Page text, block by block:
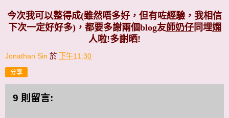
今次我可以整得成(雖然唔多好，但有咗經驗，我相信
下次一定好好多)，都要多謝兩個blog友師奶仔同埋嫻
人啦!多謝晒!
Jonathan Sin 於 下午11:30
分享
9 則留言: